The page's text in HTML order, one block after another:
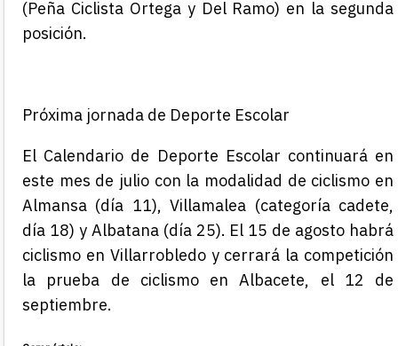
(Peña Ciclista Ortega y Del Ramo) en la segunda
posición.
Próxima jornada de Deporte Escolar
El Calendario de Deporte Escolar continuaráen
este mes de julio con la modalidad de ciclismo en
Almansa (día 11), Villamalea (categoría cadete,
día 18) y Albatana (día 25). El 15 de agosto habrá
ciclismo en Villarrobledo y cerrará la competición
la prueba de ciclismo en Albacete, el 12 de
septiembre.